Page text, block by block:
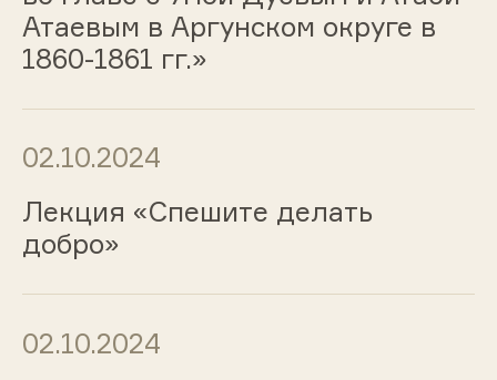
Атаевым в Аргунском округе в
1860-1861 гг.»
02.10.2024
Лекция «Спешите делать
добро»
02.10.2024